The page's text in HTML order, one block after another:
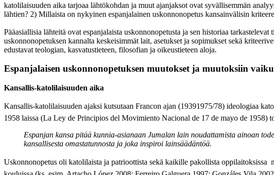
katolilaisuuden aika tarjoaa lähtökohdan ja muut ajanjaksot ovat syvällisemmän
lähtien? 2) Millaista on nykyinen espanjalainen uskonnonopetus kansainvälisin
Pääasiallisia lähteitä ovat espanjalaista uskonnonopetusta ja sen historiaa tarkastelevat
uskonnonopetuksen kannalta keskeisimmät lait, asetukset ja sopimukset sekä
edustavat teologian, kasvatustieteen, filosofian ja oikeustieteen aloja.
Espanjalaisen uskonnonopetuksen muutokset ja muutoksiin
Kansallis-katolilaisuuden aika
Kansallis-katolilaisuuden ajaksi kutsutaan Francon ajan (19391975/78) ideologiaa
1958 laissa (La Ley de Principios del Movimiento Nacional de 17 de mayo de 1958)
Espanjan kansa pitää kunnia-asianaan Jumalan lain noudattamista ainoan
kansallisesta omastatunnosta ja joka inspiroi lainsäädäntöä.
Uskonnonopetus oli katolilaista ja patrioottista sekä kaikille pakollista oppilaitoksissa